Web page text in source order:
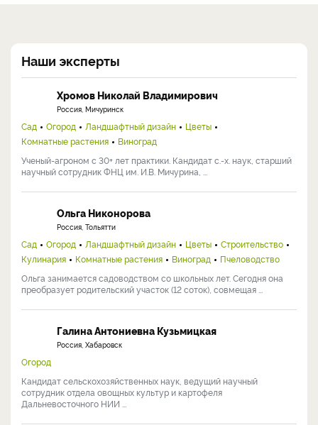
Наши эксперты
Хромов Николай Владимирович
Россия, Мичуринск
Сад Огород Ландшафтный дизайн
Цветы
Комнатные растения
Виноград
Ученый-агроном с 30+ лет практики. Кандидат с.-х. наук, старший
научный сотрудник ФНЦ им. И.В. Мичурина, ...
Ольга Никонорова
Россия, Тольятти
Сад Огород Ландшафтный дизайн Цветы
Строительство
Кулинария
Комнатные растения Виноград
Пчеловодство
Ольга занимается садоводством со школьных лет. Сегодня она
преобразует родительский участок (12 соток), совмещая ...
Галина Антониевна Кузьмицкая
Россия, Хабаровск
Огород
Кандидат сельскохозяйственных наук, ведущий научный
сотрудник отдела овощных культур и картофеля
Дальневосточного НИИ ...